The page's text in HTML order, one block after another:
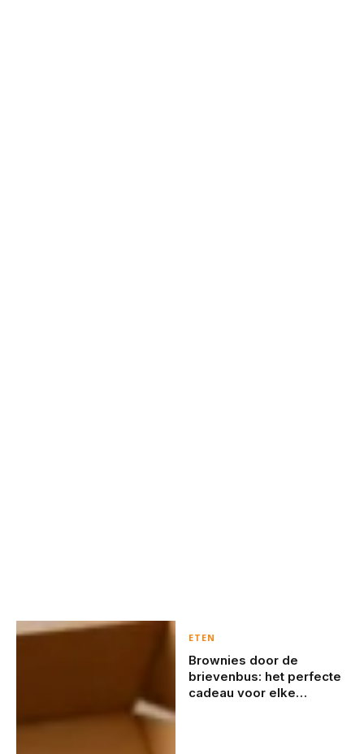
ETEN
Brownies door de
brievenbus: het perfecte
cadeau voor elke